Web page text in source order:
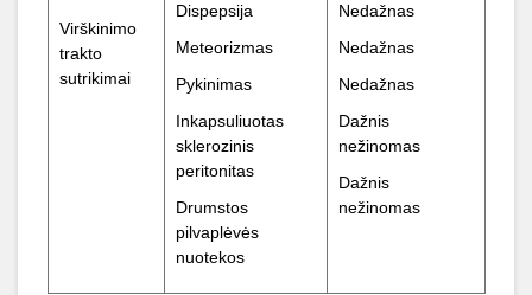
Virškinimo
trakto
sutrikimai
Dispepsija
Meteorizmas
Pykinimas
Inkapsuliuotas
sklerozinis
peritonitas
Drumstos
pilvaplėvės
nuotekos
Nedažnas
Nedažnas
Nedažnas
Dažnis
nežinomas
Dažnis
nežinomas